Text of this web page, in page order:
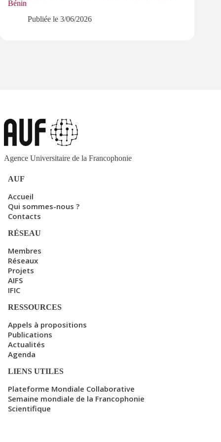
Bénin
Publiée le 3/06/2026
Agence Universitaire de la Francophonie
AUF
Accueil
Qui sommes-nous ?
Contacts
RÉSEAU
Membres
Réseaux
Projets
AIFS
IFIC
RESSOURCES
Appels à propositions
Publications
Actualités
Agenda
LIENS UTILES
Plateforme Mondiale Collaborative
Semaine mondiale de la Francophonie
Scientifique